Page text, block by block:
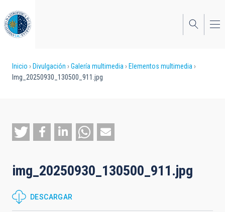
al
contenido
principal
Sobrescribir
enlaces
ayuda
a
navegación
Inicio Divulgación Galería multimedia
Elementos multimedia
Img_20250930_130500_911.jpg
img_20250930_130500_911.jpg
DESCARGAR